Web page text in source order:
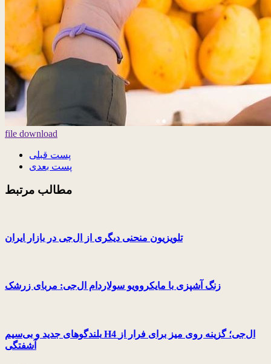
file download
پست قبلی
پست بعدی
مطالب مرتبط
تلویزیون منحنی دیگری از ال‌جی در بازار ایران
زنگ آشپزی با مایکروویو سولاردام ال‌جی: مربای زرشک
بلندگوهای جدید و بی‌سیم H4 ال‌جی؛ گزینه روی میز برای فرار از
آشفتگی